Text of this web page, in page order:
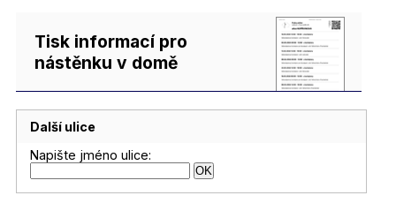
Tisk informací pro
nástěnku v domě
Další ulice
Napište jméno ulice: